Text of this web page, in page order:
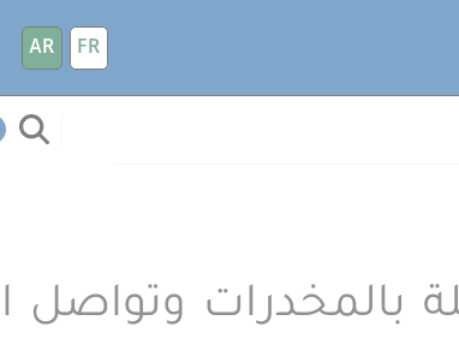
FR
AR
بالمخدرات وتواصل